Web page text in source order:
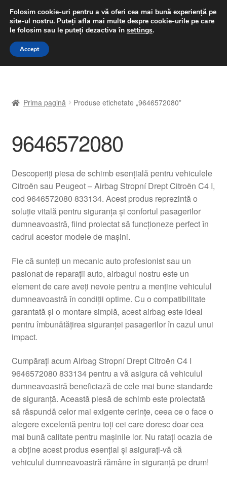
LIVRARE de la 33 lei
luni-vineri 9 a.m. - 4 p.m.031 229 6816
Sari
Sari
A lua legatura
Contul meu
Despre noi
Finalizare comandă
Livrare în toată lumea
Plângere
Plățile
Procedura de reclamație
Termeni si conditii
Prima pagină Produse etichetate „9646572080”
9646572080
Descoperiți piesa de schimb esențială pentru vehiculele
Citroën sau Peugeot – Airbag Stropní Drept Citroën C4 I,
cod 9646572080 833134. Acest produs reprezintă o
soluție vitală pentru siguranța și confortul pasagerilor
dumneavoastră, fiind proiectat să funcționeze perfect în
cadrul acestor modele de mașini.
Fie că sunteți un mecanic auto profesionist sau un
pasionat de reparații auto, airbagul nostru este un
element de care aveți nevoie pentru a menține vehiculul
dumneavoastră în condiții optime. Cu o compatibilitate
garantată și o montare simplă, acest airbag este ideal
pentru îmbunătățirea siguranței pasagerilor în cazul unui
impact.
Cumpărați acum Airbag Stropní Drept Citroën C4 I
9646572080 833134 pentru a vă asigura că vehiculul
dumneavoastră beneficiază de cele mai bune standarde
de siguranță. Această piesă de schimb este proiectată
să răspundă celor mai exigente cerințe, ceea ce o face o
alegere excelentă pentru toți cei care doresc doar cea
mai bună calitate pentru mașinile lor. Nu ratați ocazia de
a obține acest produs esențial și asigurați-vă că
vehiculul dumneavoastră rămâne în siguranță pe drum!
Folosim cookie-uri pentru a vă oferi cea mai bună experiență pe
site-ul nostru. Puteți afla mai multe despre cookie-urile pe care
le folosim sau le puteți dezactiva în settings.
Accept